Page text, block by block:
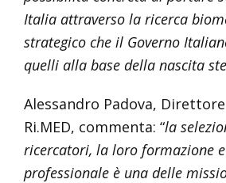
Italia attraverso la ricerca
strategico che il Governo
quelli alla base della nascita
Alessandro Padova,
Ri.MED, commenta: “la
ricercatori, la loro formazione
professionale è una delle